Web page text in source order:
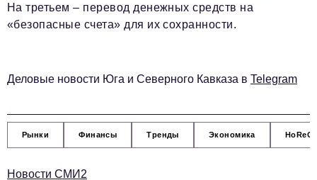
Ритейл
Социальная сфера
На третьем – перевод денежных средств на
«безопасные счета» для их сохранности.
Деловые новости Юга и Северного Кавказа в Telegram
Рынки Финансы Тренды Экономика HoReCa
Новости СМИ2